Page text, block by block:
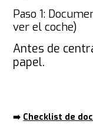
Paso 1:
ver el coche)
Antes de
papel.
➡️​ Checklist de